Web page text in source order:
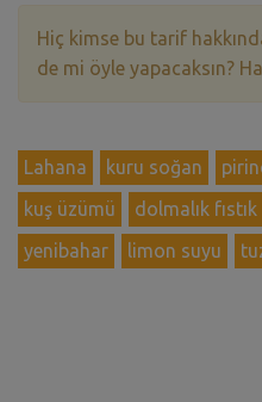
Hiç kimse bu tarif
de mi öyle yapacaksın?
Lahana kuru soğan
kuş üzümü
dolmalık fıstık
yenibahar
limon suyu